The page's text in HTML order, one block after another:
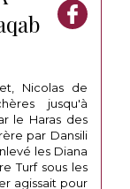
Nicolas de
jusqu'à
le Haras des
par Dansili
les Diana
Turf sous les
agissait pour